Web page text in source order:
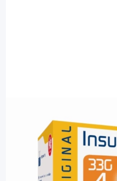
ultrafeine sterile
PZN: 16795869 /
sofort verfügbar
Lieferzeit 1-3